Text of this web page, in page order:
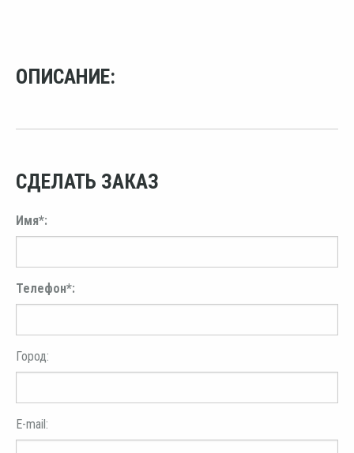
ОПИСАНИЕ:
СДЕЛАТЬ ЗАКАЗ
Имя*:
Телефон*:
Город:
E-mail: